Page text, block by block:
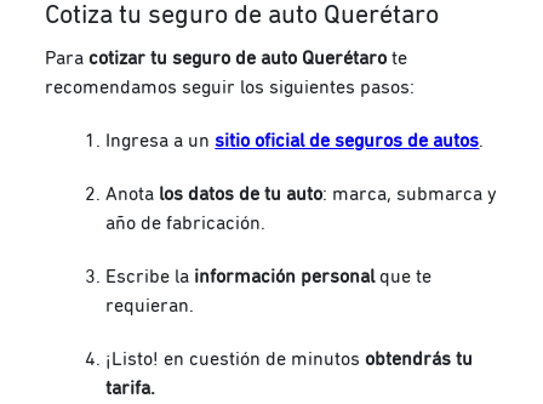
Cotiza tu seguro de auto Querétaro
Paracotizar tu seguro de auto Querétaro te
recomendamos seguir los siguientes pasos:
Ingresa a unsitio oficial de seguros de autos.
Anota los datos de tu auto: marca, submarca y
año de fabricación.
Escribe la información personalque te
requieran.
¡Listo! en cuestión de minutosobtendrás tu
tarifa.